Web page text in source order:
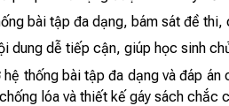
bài tập đa dạng, bám sát đề
dung dễ tiếp cận, giúp học sinh
thống bài tập đa dạng và đáp
lóa và thiết kế gáy sách